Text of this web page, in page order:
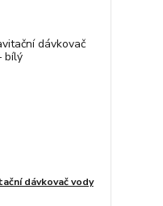
dávkovač vody